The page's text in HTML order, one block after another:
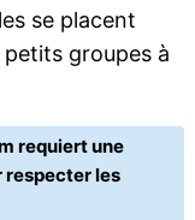
se placent
groupes à
requiert une
respecter les